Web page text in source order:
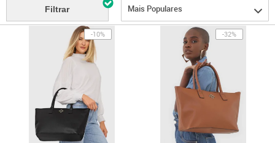
Filtrar Mais Populares
-10% -32%